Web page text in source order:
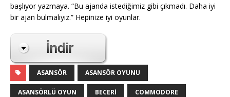
başlıyor yazmaya. “Bu ajanda istediğimiz gibi çıkmadı. Daha iyi
bir ajan bulmalıyız.” Hepinize iyi oyunlar.
ASANSÖR ASANSÖR OYUNU
ASANSÖRLÜ OYUN BECERI COMMODORE